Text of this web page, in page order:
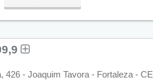
426 - Joaquim Tavora - Fortaleza - CE